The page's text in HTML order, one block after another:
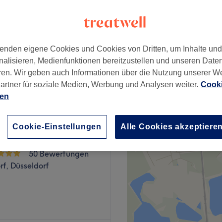
38 €
Strähnentechniken und
Hair & Beautylounge
50 Bewertungen
Düsseldorf
eigene Cookies und Cookies von Dritten, um Inhalte
Medienfunktionen bereitzustellen und unseren
Wir geben auch Informationen über die Nutzung unserer
für soziale Medien, Werbung und Analysen weiter.
Cookie-Einstellungen Alle Cookies akzeptieren